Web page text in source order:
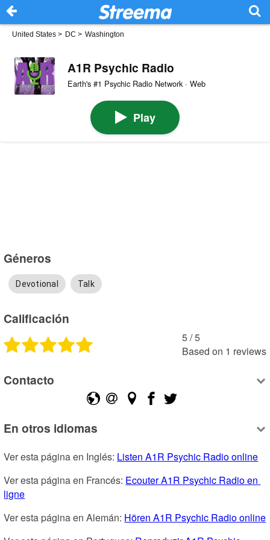
United States > DC > Washington
A1R Psychic Radio
Earth's #1 Psychic Radio Network · Web
Play
Géneros
Devotional Talk
Calificación
5 /5
Based on 1 reviews
Contacto
En otros idiomas
Ver esta página en Inglés: Listen A1R Psychic Radio online
Ver esta página en Francés: Ecouter A1R Psychic Radio en
ligne
Ver esta página en Alemán: Hören A1R Psychic Radio online